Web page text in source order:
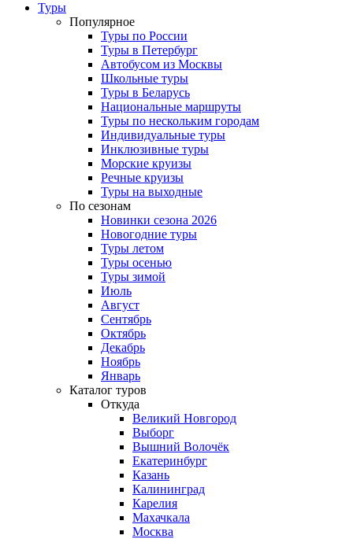
Туры
Популярное
Туры по России
Туры в Петербург
Автобусом из Москвы
Школьные туры
Туры в Беларусь
Национальные маршруты
Туры по нескольким городам
Индивидуальные туры
Инклюзивные туры
Морские круизы
Речные круизы
Туры на выходные
По сезонам
Новинки сезона 2026
Новогодние туры
Туры летом
Туры осенью
Туры зимой
Июль
Август
Сентябрь
Октябрь
Декабрь
Ноябрь
Январь
Каталог туров
Откуда
Великий Новгород
Выборг
Вышний Волочёк
Екатеринбург
Казань
Калининград
Карелия
Махачкала
Москва